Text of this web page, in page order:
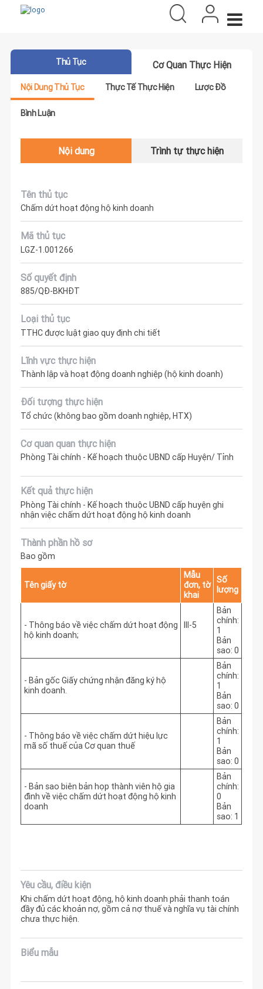
Thủ Tục Cơ Quan Thực Hiện
Nội Dung Thủ Tục Thực Tế Thực Hiện Lược Đồ
Bình Luận
Nội dung Trình tự thực hiện
Tên thủ tục
Chấm dứt hoạt động hộ kinh doanh
Mã thủ tục
LGZ-1.001266
Số quyết định
885/QĐ-BKHĐT
Loại thủ tục
TTHC được luật giao quy định chi tiết
Lĩnh vực thực hiện
Thành lập và hoạt động doanh nghiệp (hộ kinh doanh)
Đối tượng thực hiện
Tổ chức (không bao gồm doanh nghiệp, HTX)
Cơ quan quan thực hiện
Phòng Tài chính - Kế hoạch thuộc UBND cấp Huyện/ Tỉnh
Kết quả thực hiện
Phòng Tài chính - Kế hoạch thuộc UBND cấp huyện ghi
nhận việc chấm dứt hoạt động hộ kinh doanh
Thành phần hồ sơ
Bao gồm
Tên giấy tờ
Mẫu
đơn, tờ
khai
Số
lượng
- Thông báo về việc chấm dứt hoạt động
hộ kinh doanh;
III-5
Bản
chính:
1
Bản
sao: 0
- Bản gốc Giấy chứng nhận đăng ký hộ
kinh doanh.
Bản
chính:
1
Bản
sao: 0
- Thông báo về việc chấm dứt hiệu lực
mã số thuế của Cơ quan thuế
Bản
chính:
1
Bản
sao: 0
- Bản sao biên bản họp thành viên hộ gia
đình về việc chấm dứt hoạt động hộ kinh
doanh
Bản
chính:
0
Bản
sao: 1
Yêu cầu, điều kiện
Khi chấm dứt hoạt động, hộ kinh doanh phải thanh toán
đầy đủ các khoản nợ, gồm cả nợ thuế và nghĩa vụ tài chính
chưa thực hiện.
Biểu mẫu